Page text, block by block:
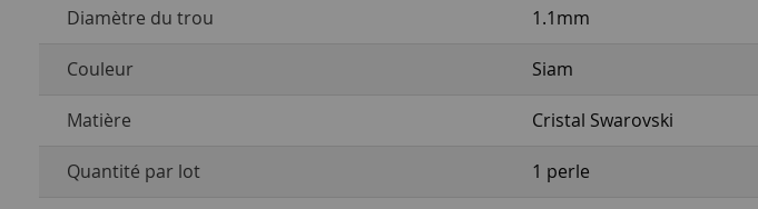
Diamètre du trou 1.1mm
Couleur Siam
Matière Cristal Swarovski
Quantité par lot 1 perle